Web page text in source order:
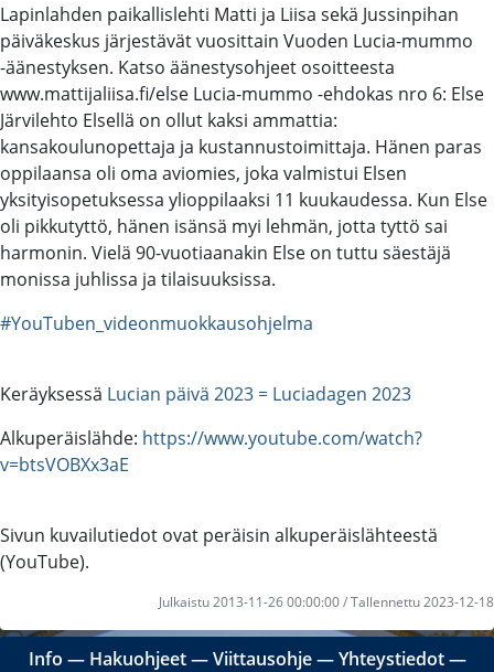
Lapinlahden paikallislehti Matti ja Liisa sekä Jussinpihan
päiväkeskus järjestävät vuosittain Vuoden Lucia-mummo
-äänestyksen. Katso äänestysohjeet osoitteesta
www.mattijaliisa.fi/else Lucia-mummo -ehdokas nro 6: Else
Järvilehto Elsellä on ollut kaksi ammattia:
kansakoulunopettaja ja kustannustoimittaja. Hänen paras
oppilaansa oli oma aviomies, joka valmistui Elsen
yksityisopetuksessa ylioppilaaksi 11 kuukaudessa. Kun Else
oli pikkutyttö, hänen isänsä myi lehmän, jotta tyttö sai
harmonin. Vielä 90-vuotiaanakin Else on tuttu säestäjä
monissa juhlissa ja tilaisuuksissa.
#YouTuben_videonmuokkausohjelma
Keräyksessä Lucian päivä 2023 = Luciadagen 2023
Alkuperäislähde: https://www.youtube.com/watch?
v=btsVOBXx3aE
Sivun kuvailutiedot ovat peräisin alkuperäislähteestä
(YouTube).
Julkaistu 2013-11-26 00:00:00 / Tallennettu 2023-12-18
Info ― Hakuohjeet―Viittausohje―Yhteystiedot―